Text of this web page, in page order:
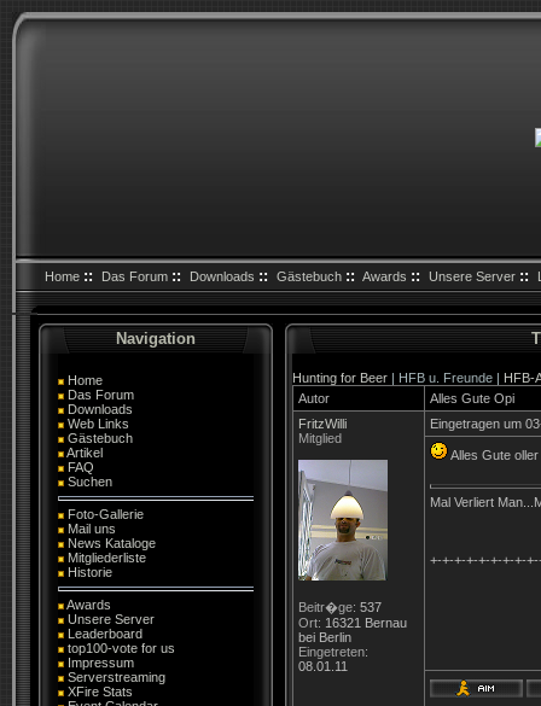
Home :: Das Forum :: Downloads :: Gästebuch :: Awards :: Unsere Server ::
Navigation
Home
Das Forum
Downloads
Web Links
Gästebuch
Artikel
FAQ
Suchen
Foto-Gallerie
Mail uns
News Kataloge
Mitgliederliste
Historie
Awards
Unsere Server
Leaderboard
top100-vote for us
Impressum
Serverstreaming
XFire Stats
Hunting for Beer | HFB u. Freunde | HFB-
Autor
Alles Gute Opi
FritzWilli
Mitglied
Beitr�ge: 537
Ort: 16321 Bernau
bei Berlin
Eingetreten:
08.01.11
Eingetragen um
Alles Gute
Mal Verliert
+-+-+-+-+-+-+-+-